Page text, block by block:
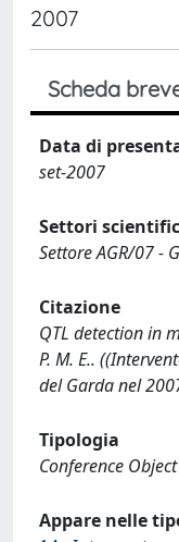
2007
Scheda
Data di
set-2007
Settori
Settore AGR/07 -
Citazione
QTL detection in
P. M. E..
del Garda nel
Tipologia
Conference Object
Appare nelle